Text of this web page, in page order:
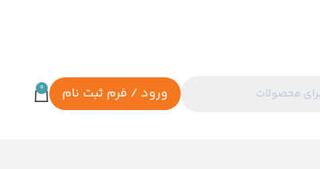
ورود / فرم ثبت نام 0